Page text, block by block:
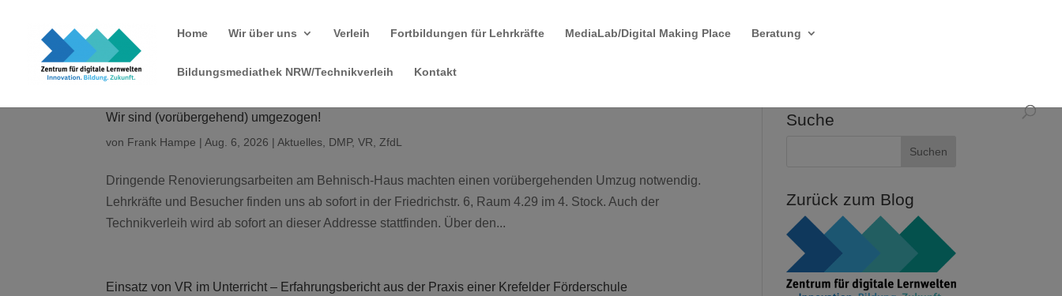
Home Wir über uns Verleih Fortbildungen für Lehrkräfte MediaLab/Digital Making Place Beratung
Bildungsmediathek NRW/Technikverleih Kontakt
Wir sind (vorübergehend) umgezogen!
von Frank Hampe |Aug. 6, 2026 |Aktuelles DMP,VR ZfdL
Dringende Renovierungsarbeiten am Behnisch-Haus machten einen vorübergehenden Umzug notwendig.
Lehrkräfte und Besucher finden uns ab sofort in der Friedrichstr. 6, Raum 4.29 im 4. Stock. Auch der
Technikverleih wird ab sofort an dieser Addresse stattfinden. Über den...
Einsatz von VR im Unterricht – Erfahrungsbericht aus der Praxis einer Krefelder Förderschule
Suche
Zurück zum Blog